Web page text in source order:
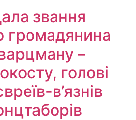
звання
громадянина
–
голові
в’язнів